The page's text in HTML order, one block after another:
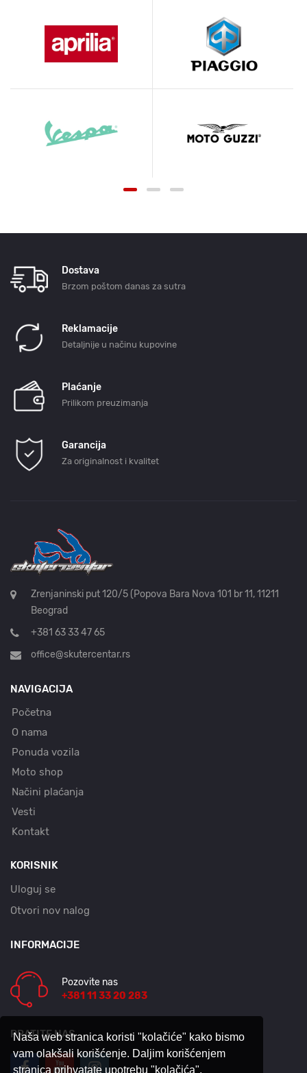
Naša web stranica koristi "kolačiće" kako bismo
vam olakšali korišćenje. Daljim korišćenjem
stranica prihvatate upotrebu "kolačića".
Dostava
Brzom poštom danas za sutra
Reklamacije
Detaljnije u načinu kupovine
Plaćanje
Prilikom preuzimanja
Garancija
Za originalnost i kvalitet
Zrenjaninski put 120/5 (Popova Bara Nova 101 br 11, 11211
Beograd
+381 63 33 47 65
office@skutercentar.rs
NAVIGACIJA
Početna
O nama
Ponuda vozila
Moto shop
Načini plaćanja
Vesti
Kontakt
KORISNIK
Uloguj se
Otvori nov nalog
INFORMACIJE
Pozovite nas
+381 11 33 20 283
PRATITE NAS